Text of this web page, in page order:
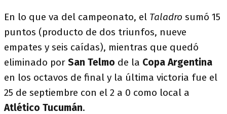
En lo que va del campeonato, el Taladro sumó 15
puntos (producto de dos triunfos, nueve
empates y seis caídas), mientras que quedó
eliminado por San Telmo de la Copa Argentina
en los octavos de final y la última victoria fue el
25 de septiembre con el 2 a 0 como local a
Atlético Tucumán.